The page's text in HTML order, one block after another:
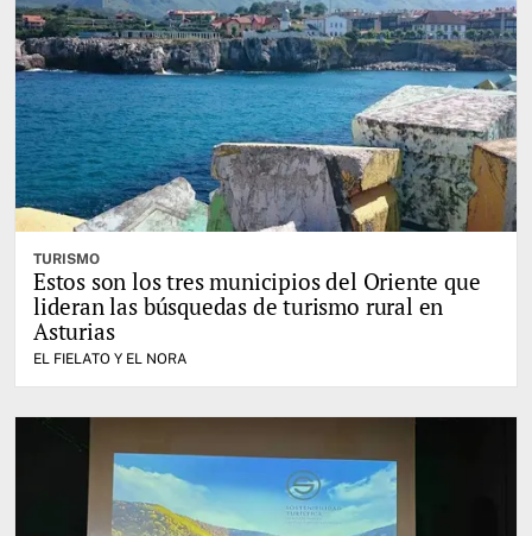
TURISMO
Estos son los tres municipios del Oriente que
lideran las búsquedas de turismo rural en
Asturias
EL FIELATO Y EL NORA